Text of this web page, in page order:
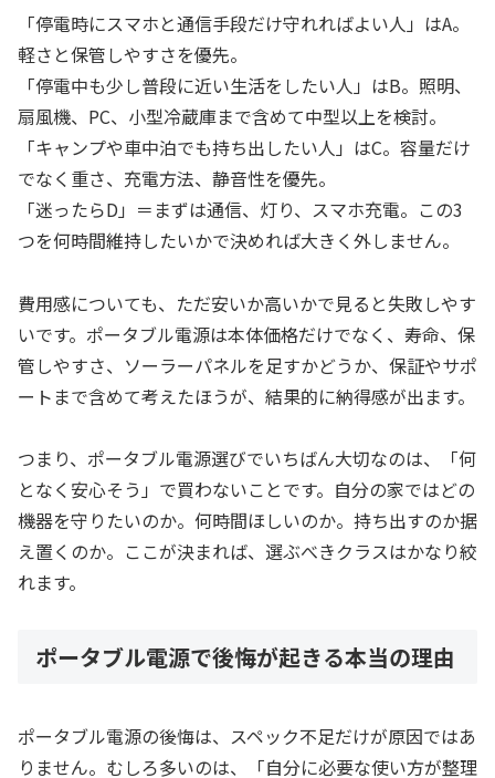
「停電時にスマホと通信手段だけ守れればよい人」はA。
軽さと保管しやすさを優先。
「停電中も少し普段に近い生活をしたい人」はB。照明、
扇風機、PC、小型冷蔵庫まで含めて中型以上を検討。
「キャンプや車中泊でも持ち出したい人」はC。容量だけ
でなく重さ、充電方法、静音性を優先。
「迷ったらD」＝まずは通信、灯り、スマホ充電。この3
つを何時間維持したいかで決めれば大きく外しません。
費用感についても、ただ安いか高いかで見ると失敗しやす
いです。ポータブル電源は本体価格だけでなく、寿命、保
管しやすさ、ソーラーパネルを足すかどうか、保証やサポ
ートまで含めて考えたほうが、結果的に納得感が出ます。
つまり、ポータブル電源選びでいちばん大切なのは、「何
となく安心そう」で買わないことです。自分の家ではどの
機器を守りたいのか。何時間ほしいのか。持ち出すのか据
え置くのか。ここが決まれば、選ぶべきクラスはかなり絞
れます。
ポータブル電源で後悔が起きる本当の理由
ポータブル電源の後悔は、スペック不足だけが原因ではあ
りません。むしろ多いのは、「自分に必要な使い方が整理